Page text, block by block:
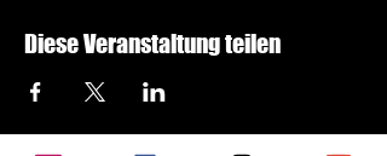
Diese Veranstaltung teilen